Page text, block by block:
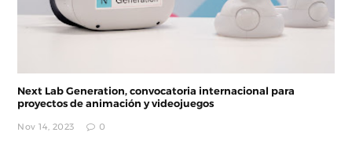
Next Lab Generation, convocatoria internacional para
proyectos de animación y videojuegos
Nov 14, 2023 0